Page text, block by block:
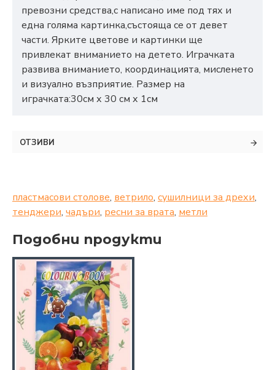
превозни средства,с написано име под тях и
една голяма картинка,състояща се от девет
части. Ярките цветове и картинки ще
привлекат вниманието на детето. Играчката
развива вниманието, координацията, мисленето
и визуално възприятие. Размер на
играчката:30см х 30 см х 1см
ОТЗИВИ
пластмасови столове, ветрило, сушилници за дрехи,
тенджери, чадъри, ресни за врата, метли
Подобни продукти